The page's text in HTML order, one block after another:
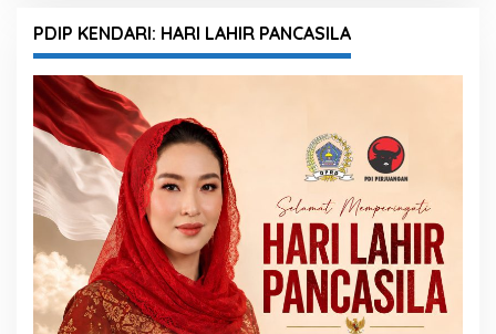
PDIP KENDARI: HARI LAHIR PANCASILA